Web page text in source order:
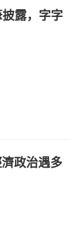
露，字字
政治遇多